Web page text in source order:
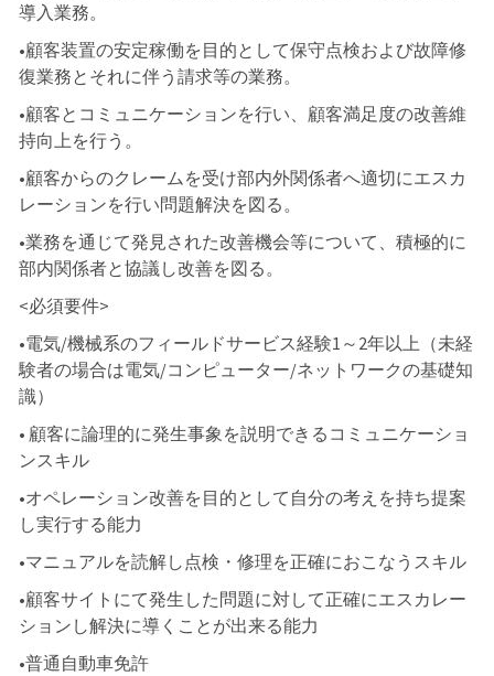
導入業務。
•顧客装置の安定稼働を目的として保守点検および故障修
復業務とそれに伴う請求等の業務。
•顧客とコミュニケーションを行い、顧客満足度の改善維
持向上を行う。
•顧客からのクレームを受け部内外関係者へ適切にエスカ
レーションを行い問題解決を図る。
•業務を通じて発見された改善機会等について、積極的に
部内関係者と協議し改善を図る。
<必須要件>
•電気/機械系のフィールドサービス経験1～2年以上（未経
験者の場合は電気/コンピューター/ネットワークの基礎知
識）
• 顧客に論理的に発生事象を説明できるコミュニケーショ
ンスキル
•オペレーション改善を目的として自分の考えを持ち提案
し実行する能力
•マニュアルを読解し点検・修理を正確におこなうスキル
•顧客サイトにて発生した問題に対して正確にエスカレー
ションし解決に導くことが出来る能力
•普通自動車免許